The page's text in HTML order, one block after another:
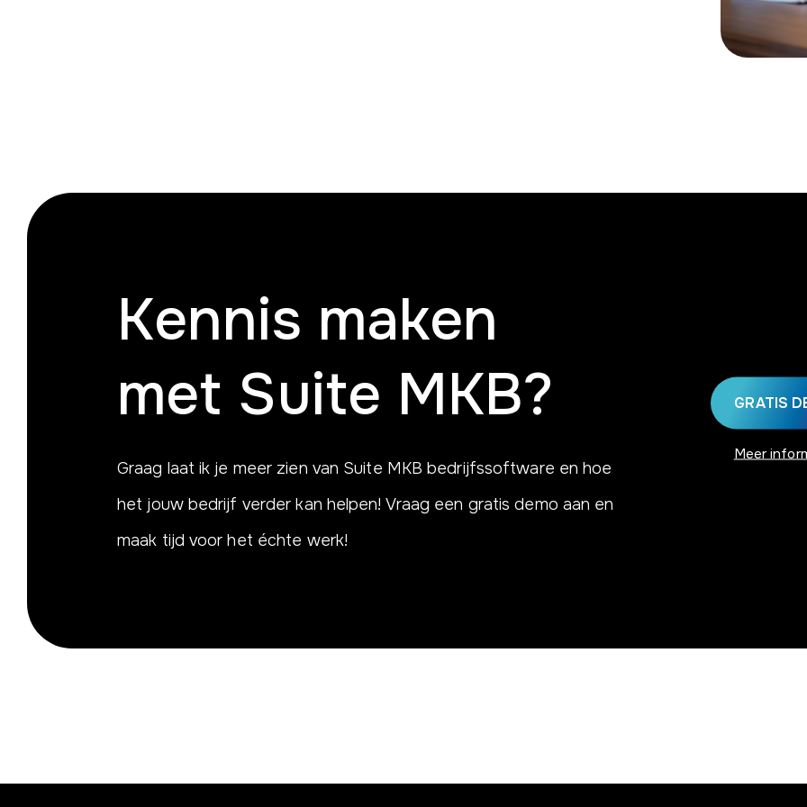
Kennis maken
met Suite MKB?
Graag laat ik je meer zien van Suite MKB bedrijfssoftware en hoe
het jouw bedrijf verder kan helpen! Vraag een gratis demo aan en
maak tijd voor het échte werk!
GRATIS
Meer